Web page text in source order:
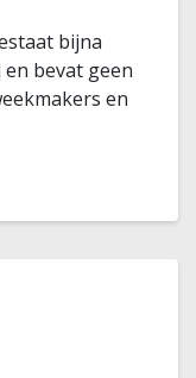
bijna
bevat geen
en